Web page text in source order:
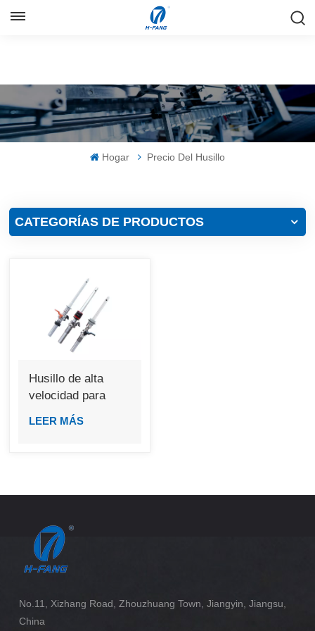
Русский
Español
Hogar Precio Del Husillo
CATEGORÍAS DE PRODUCTOS
Husillo de alta
velocidad para
bastidor de anillos
LEER MÁS
No.11, Xizhang Road, Zhouzhuang Town, Jiangyin, Jiangsu,
China